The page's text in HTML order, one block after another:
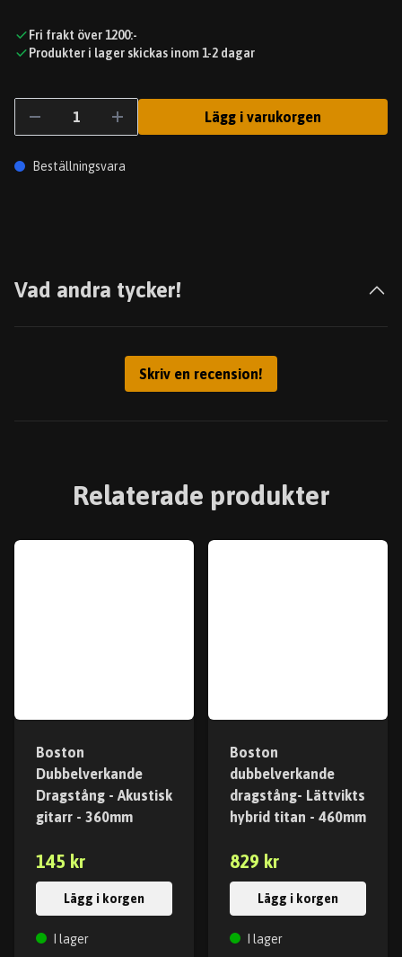
Fri frakt över 1200:-
Produkter i lager skickas inom 1-2 dagar
Lägg i varukorgen
Beställningsvara
Vad andra tycker!
Skriv en recension!
Relaterade produkter
Boston
Dubbelverkande
Dragstång - Akustisk
gitarr - 360mm
145 kr
Lägg i korgen
I lager
Boston
dubbelverkande
dragstång- Lättvikts
hybrid titan - 460mm
829 kr
Lägg i korgen
I lager